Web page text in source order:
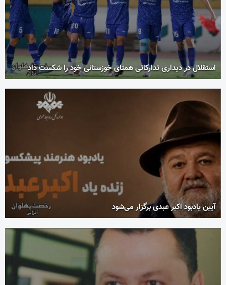
استقلال در دیداری تدارکاتی همتای خوزستانی خود را شکست داد
آیین یادبود اکبر عبدی برگزار می‌شود